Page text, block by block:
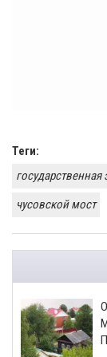
Теги:
государственная
чусовской мост